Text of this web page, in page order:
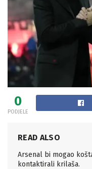
0
PODJELE
READ ALSO
Arsenal bi mogao
kontaktirali krilaša.